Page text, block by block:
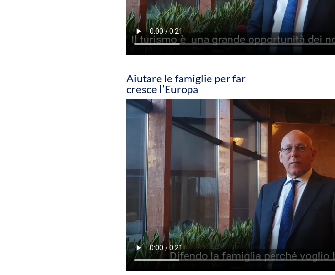
Aiutare le famiglie per far
cresce l’Europa